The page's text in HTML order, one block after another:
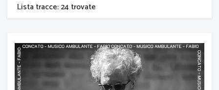
Lista tracce: 24 trovate